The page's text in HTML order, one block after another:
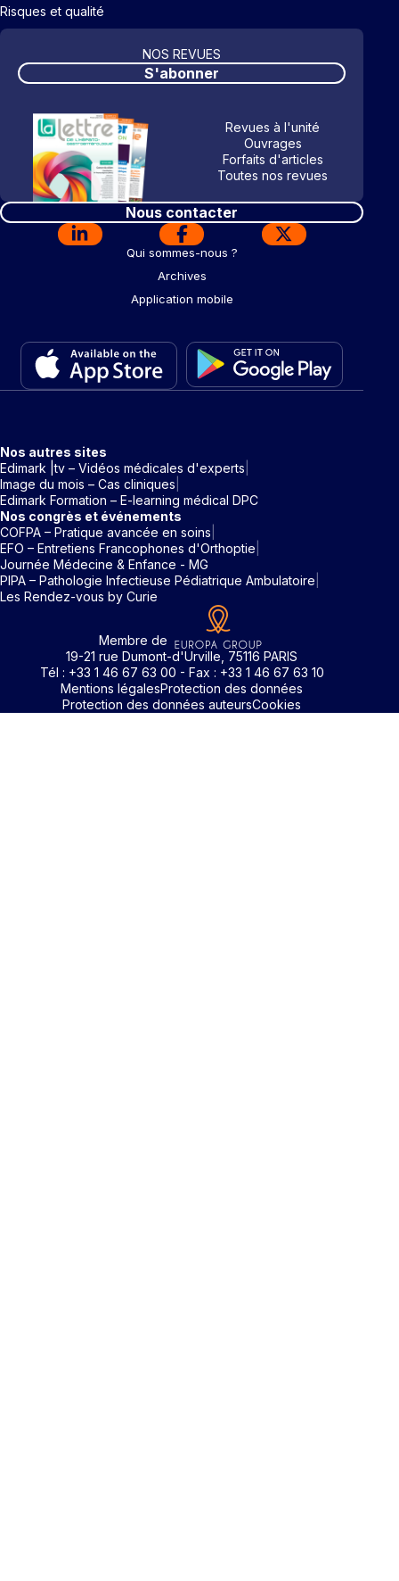
Risques et qualité
NOS REVUES
S'abonner
Revues à l'unité
Ouvrages
Forfaits d'articles
Toutes nos revues
Nous contacter
Qui sommes-nous ?
Archives
Application mobile
Nos autres sites
Edimark |tv – Vidéos médicales d'experts
Image du mois – Cas cliniques
Edimark Formation – E-learning médical DPC
Nos congrès et événements
COFPA – Pratique avancée en soins
EFO – Entretiens Francophones d'Orthoptie
Journée Médecine & Enfance - MG
PIPA – Pathologie Infectieuse Pédiatrique Ambulatoire
Les Rendez-vous by Curie
Membre de
19-21 rue Dumont-d'Urville, 75116 PARIS
Tél : +33 1 46 67 63 00 - Fax : +33 1 46 67 63 10
Mentions légalesProtection des données
Protection des données auteursCookies